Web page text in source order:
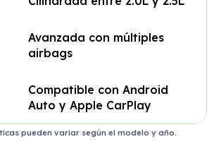
Avanzada con múltiples
airbags
Compatible con Android
Auto y Apple CarPlay
pueden variar según el modelo y año.